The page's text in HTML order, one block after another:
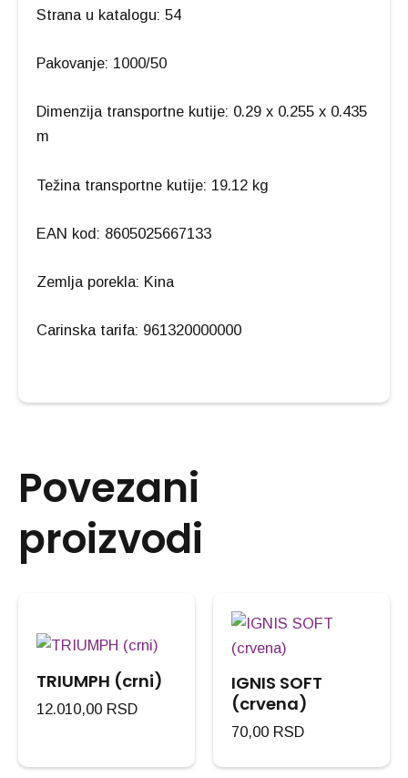
Strana u katalogu: 54
Pakovanje: 1000/50
Dimenzija transportne kutije: 0.29 x 0.255 x 0.435
m
Težina transportne kutije: 19.12 kg
EAN kod: 8605025667133
Zemlja porekla: Kina
Carinska tarifa: 961320000000
Povezani
proizvodi
TRIUMPH (crni)
12.010,00 RSD
IGNIS SOFT
(crvena)
70,00 RSD